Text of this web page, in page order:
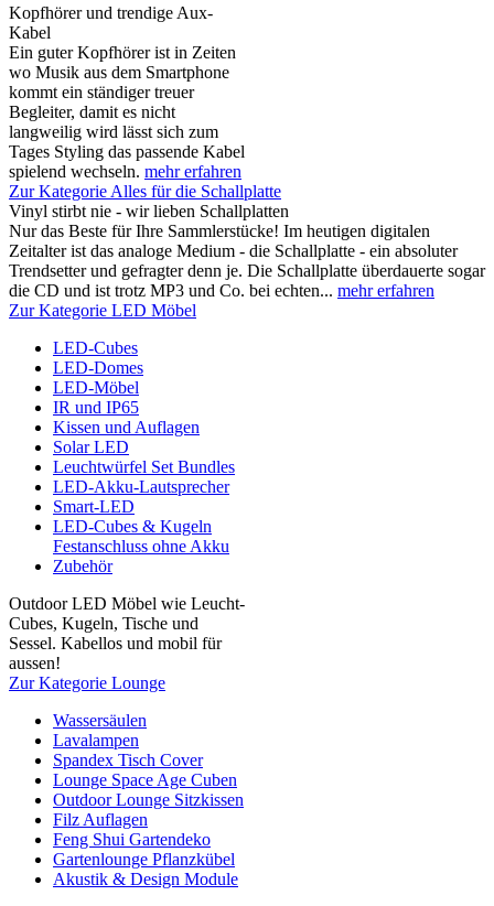
Kopfhörer und trendige Aux-
Kabel
Ein guter Kopfhörer ist in Zeiten
wo Musik aus dem Smartphone
kommt ein ständiger treuer
Begleiter, damit es nicht
langweilig wird lässt sich zum
Tages Styling das passende Kabel
spielend wechseln. mehr erfahren
Zur Kategorie Alles für die Schallplatte
Vinyl stirbt nie - wir lieben Schallplatten
Nur das Beste für Ihre Sammlerstücke! Im heutigen digitalen
Zeitalter ist das analoge Medium - die Schallplatte - ein absoluter
Trendsetter und gefragter denn je. Die Schallplatte überdauerte sogar
die CD und ist trotz MP3 und Co. bei echten... mehr erfahren
Zur Kategorie LED Möbel
LED-Cubes
LED-Domes
LED-Möbel
IR und IP65
Kissen und Auflagen
Solar LED
Leuchtwürfel Set Bundles
LED-Akku-Lautsprecher
Smart-LED
LED-Cubes & Kugeln
Festanschluss ohne Akku
Zubehör
Outdoor LED Möbel wie Leucht-
Cubes, Kugeln, Tische und
Sessel. Kabellos und mobil für
aussen!
Zur Kategorie Lounge
Wassersäulen
Lavalampen
Spandex Tisch Cover
Lounge Space Age Cuben
Outdoor Lounge Sitzkissen
Filz Auflagen
Feng Shui Gartendeko
Gartenlounge Pflanzkübel
Akustik & Design Module